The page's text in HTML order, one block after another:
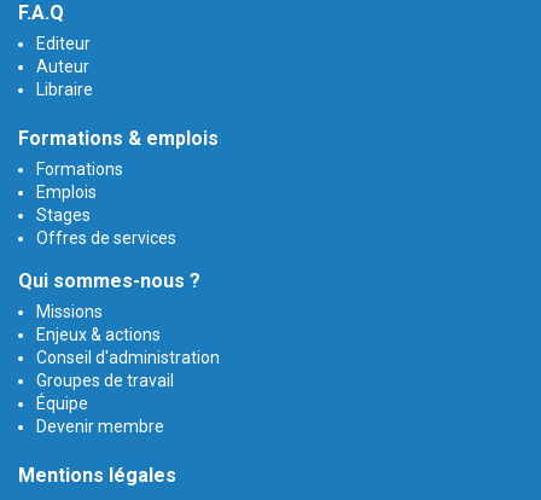
F.A.Q
Editeur
Auteur
Libraire
Formations & emplois
Formations
Emplois
Stages
Offres de services
Qui sommes-nous ?
Missions
Enjeux & actions
Conseil d'administration
Groupes de travail
Équipe
Devenir membre
Mentions légales